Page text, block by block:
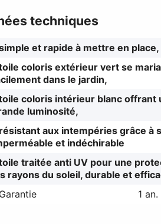
techniques
et rapide à mettre en place,
coloris extérieur vert se
dans le jardin,
coloris intérieur blanc offrant
luminosité,
aux intempéries grâce à
et indéchirable
traitée anti UV pour une
rayons du soleil, durable et
1 an.